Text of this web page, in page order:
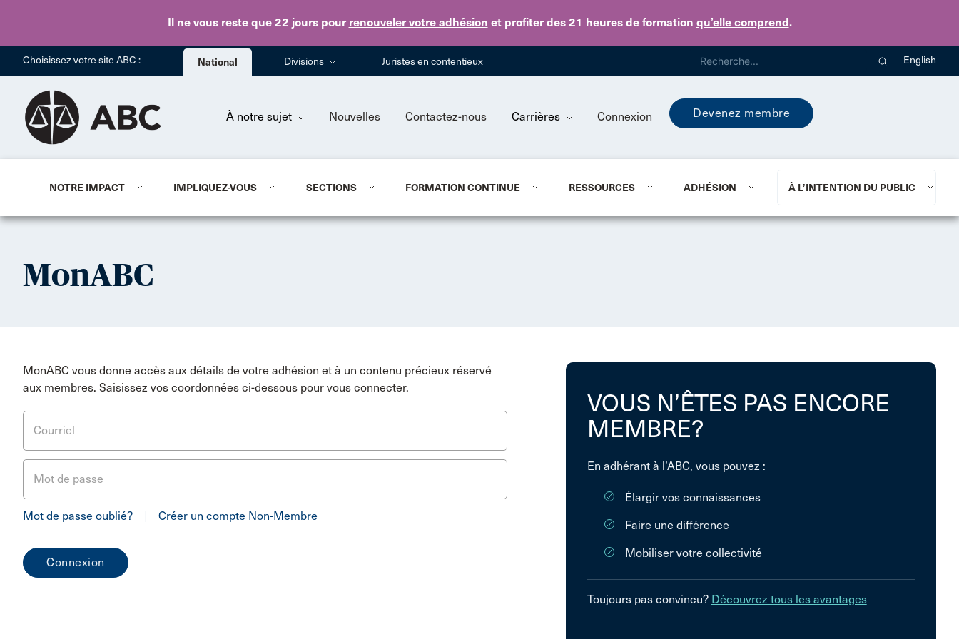
Il ne vous reste que 22 jourspour renouveler votre adhésion et profiter des 21 heures de formation qu’elle comprend.
Skip to main content
Choisissez votre site ABC : National Divisions Juristes en contentieux English
À notre sujet Nouvelles Contactez-nous Carrières Connexion Devenez membre
NOTRE IMPACT IMPLIQUEZ-VOUS SECTIONS FORMATION CONTINUE RESSOURCES ADHÉSION À L’INTENTION DU PUBLIC
MonABC
MonABC vous donne accès aux détails de votre adhésion et à un contenu précieux réservé
aux membres. Saisissez vos coordonnées ci-dessous pour vous connecter.
Courriel
Mot de passe
Mot de passe oublié? Créer un compte Non-Membre
VOUS N’ÊTES PAS ENCORE
MEMBRE?
En adhérant à l’ABC, vous pouvez :
Élargir vos connaissances
Faire une différence
Mobiliser votre collectivité
Toujours pas convincu? Découvrez tous les avantages